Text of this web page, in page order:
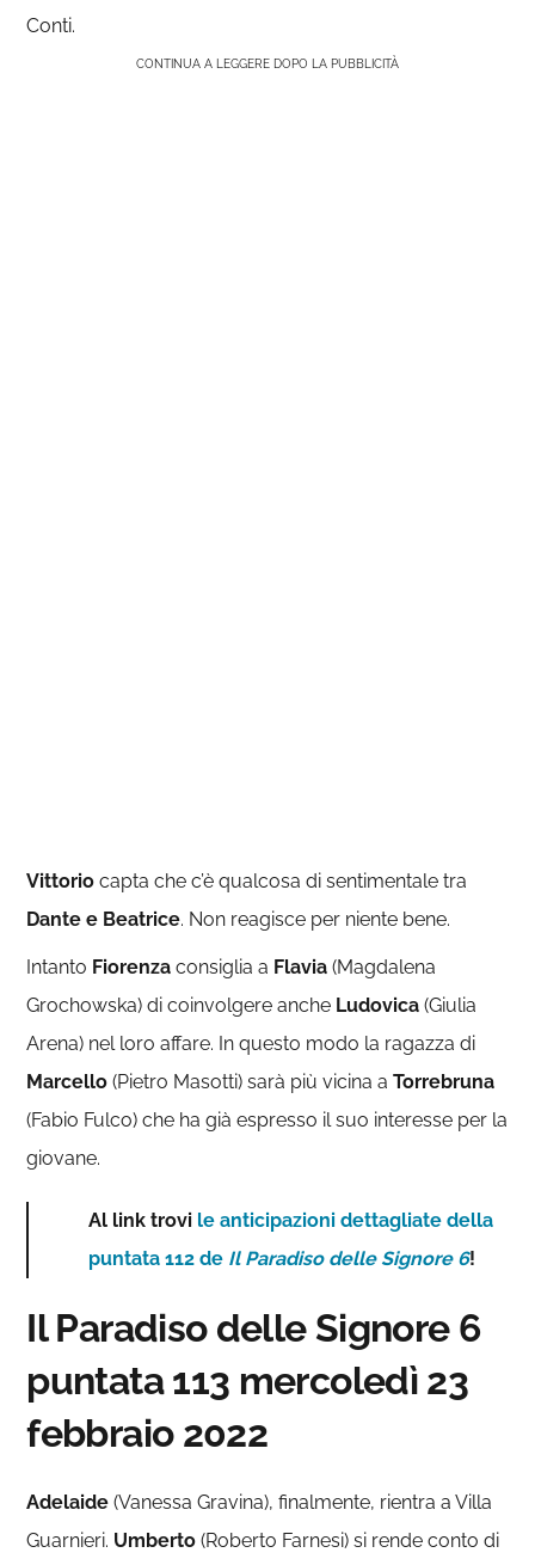
Conti.
CONTINUA A LEGGERE DOPO LA PUBBLICITÀ
Vittorio capta che c’è qualcosa di sentimentale tra
Dante e Beatrice. Non reagisce per niente bene.
Intanto Fiorenza consiglia a Flavia (Magdalena
Grochowska) di coinvolgere anche Ludovica (Giulia
Arena) nel loro affare. In questo modo la ragazza di
Marcello (Pietro Masotti) sarà più vicina aTorrebruna
(Fabio Fulco) che ha già espresso il suo interesse per la
giovane.
Al link trovi le anticipazioni dettagliate della
puntata 112 de Il Paradiso delle Signore 6!
Il Paradiso delle Signore 6
puntata 113 mercoledì 23
febbraio 2022
Adelaide (Vanessa Gravina), finalmente, rientra a Villa
Guarnieri. Umberto (Roberto Farnesi) si rende conto di